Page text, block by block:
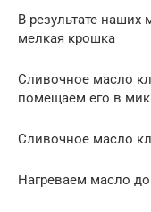
В результате
мелкая крошка
Сливочное масло
помещаем его в
Сливочное масло
Нагреваем масло